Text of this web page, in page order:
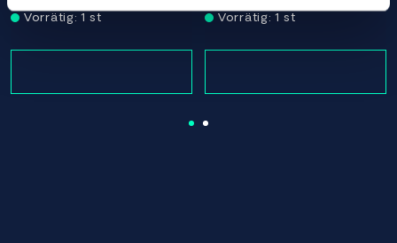
Vorrätig: 1 st Vorrätig: 1 st